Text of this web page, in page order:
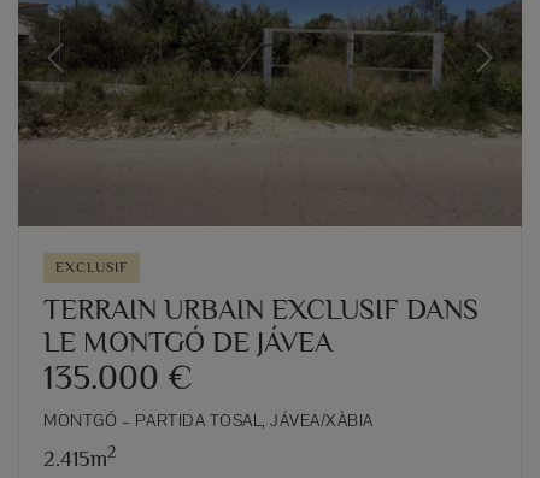
Previous Next
EXCLUSIF
TERRAIN URBAIN EXCLUSIF DANS
LE MONTGÓ DE JÁVEA
135.000 €
MONTGÓ – PARTIDA TOSAL, JÁVEA/XÀBIA
2.415m2